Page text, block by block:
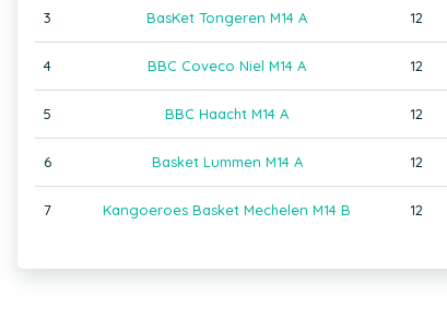
3 BasKet Tongeren M14 A 12
4 BBC Coveco Niel M14 A 12
5 BBC Haacht M14 A 12
6 Basket Lummen M14 A 12
7 Kangoeroes Basket Mechelen M14 B 12